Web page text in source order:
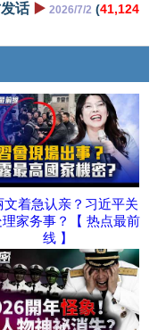
话 ▶️ 2026/7/2 (41,124
文着急认亲？习近平关
理家务事？【 热点最前
线 】